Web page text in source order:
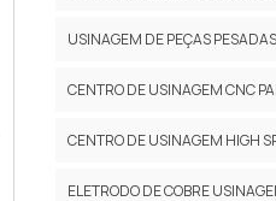
USINAGEM DE PEÇAS PESADAS
CENTRO DE USINAGEM CNC
CENTRO DE USINAGEM HIGH
ELETRODO DE COBRE